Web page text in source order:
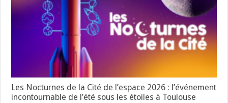
Les Nocturnes de la Cité de l’espace 2026 : l’événement
incontournable de l’été sous les étoiles à Toulouse